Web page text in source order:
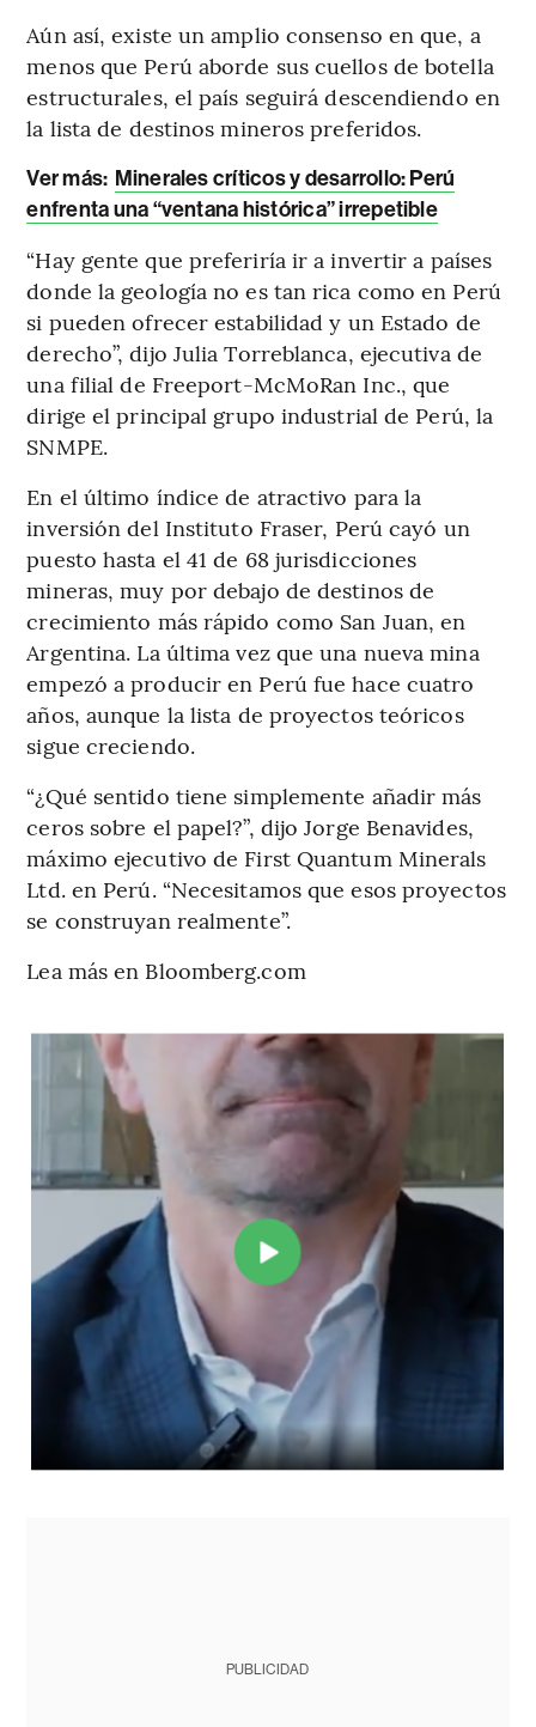
Aún así, existe un amplio consenso en que, a
menos que Perú aborde sus cuellos de botella
estructurales, el país seguirá descendiendo en
la lista de destinos mineros preferidos.
Ver más: Minerales críticos y desarrollo: Perú
enfrenta una “ventana histórica” irrepetible
“Hay gente que preferiría ir a invertir a países
donde la geología no es tan rica como en Perú
si pueden ofrecer estabilidad y un Estado de
derecho”, dijo Julia Torreblanca, ejecutiva de
una filial de Freeport-McMoRan Inc., que
dirige el principal grupo industrial de Perú, la
SNMPE.
En el último índice de atractivo para la
inversión del Instituto Fraser, Perú cayó un
puesto hasta el 41 de 68 jurisdicciones
mineras, muy por debajo de destinos de
crecimiento más rápido como San Juan, en
Argentina. La última vez que una nueva mina
empezó a producir en Perú fue hace cuatro
años, aunque la lista de proyectos teóricos
sigue creciendo.
“¿Qué sentido tiene simplemente añadir más
ceros sobre el papel?”, dijo Jorge Benavides,
máximo ejecutivo de First Quantum Minerals
Ltd. en Perú. “Necesitamos que esos proyectos
se construyan realmente”.
Lea más en Bloomberg.com
PUBLICIDAD